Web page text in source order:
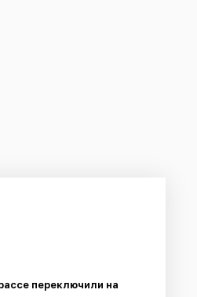
переключили на